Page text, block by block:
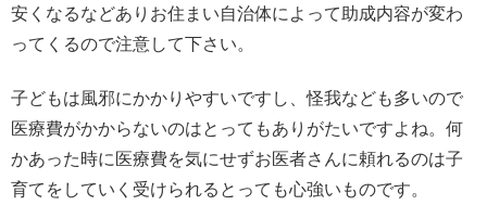
安くなるなどありお住まい自治体によって助成内容が変わ
ってくるので注意して下さい。
子どもは風邪にかかりやすいですし、怪我なども多いので
医療費がかからないのはとってもありがたいですよね。何
かあった時に医療費を気にせずお医者さんに頼れるのは子
育てをしていく受けられるとっても心強いものです。